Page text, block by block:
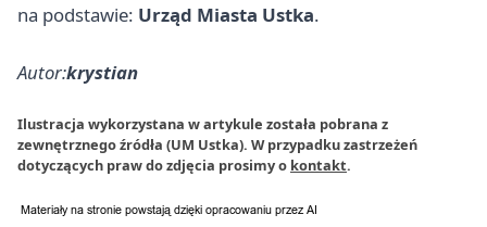
na podstawie: Urząd Miasta Ustka.
Autor:krystian
Ilustracja wykorzystana w artykule została pobrana z
zewnętrznego źródła (UM Ustka). W przypadku zastrzeżeń
dotyczących praw do zdjęcia prosimy o kontakt.